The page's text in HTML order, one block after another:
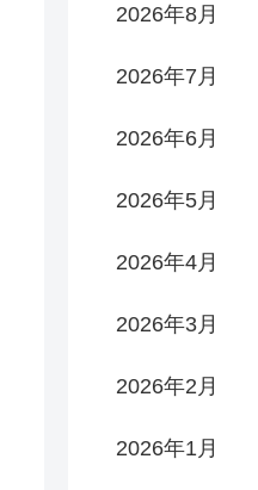
2026年8月
2026年7月
2026年6月
2026年5月
2026年4月
2026年3月
2026年2月
2026年1月